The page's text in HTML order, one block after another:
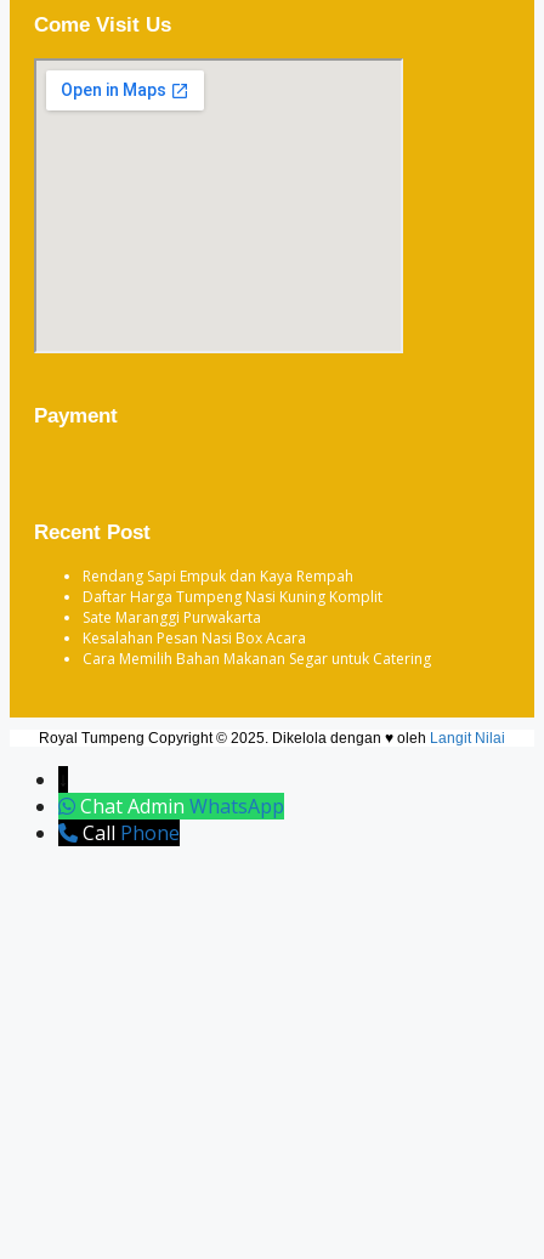
Come Visit Us
Payment
Recent Post
Rendang Sapi Empuk dan Kaya Rempah
Daftar Harga Tumpeng Nasi Kuning Komplit
Sate Maranggi Purwakarta
Kesalahan Pesan Nasi Box Acara
Cara Memilih Bahan Makanan Segar untuk Catering
Royal Tumpeng Copyright © 2025. Dikelola dengan ♥ oleh Langit Nilai
↓
Chat Admin WhatsApp
Call Phone